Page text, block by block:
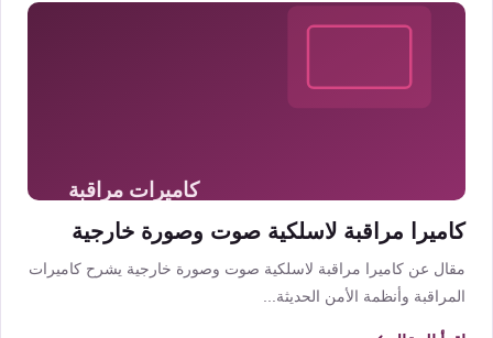
كاميرا مراقبة لاسلكية صوت وصورة خارجية
مقال عن كاميرا مراقبة لاسلكية صوت وصورة خارجية يشرح كاميرات
المراقبة وأنظمة الأمن الحديثة...